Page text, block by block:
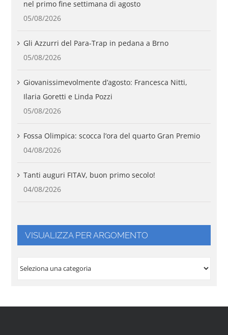
nel primo fine settimana di agosto
05/08/2026
Gli Azzurri del Para-Trap in pedana a Brno
05/08/2026
Giovanissimevolmente d’agosto: Francesca Nitti,
Ilaria Goretti e Linda Pozzi
05/08/2026
Fossa Olimpica: scocca l’ora del quarto Gran Premio
04/08/2026
Tanti auguri FITAV, buon primo secolo!
04/08/2026
VISUALIZZA PER ARGOMENTO